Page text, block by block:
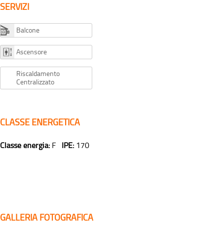
SERVIZI
Balcone
Ascensore
Riscaldamento
Centralizzato
CLASSE ENERGETICA
Classe energia: F IPE: 170
GALLERIA FOTOGRAFICA